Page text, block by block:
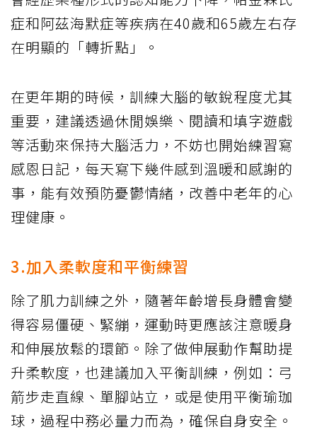
症和阿茲海默症等疾病在40歲和65歲左右存
在明顯的「轉折點」。
在更年期的時候，訓練大腦的敏銳程度尤其
重要，建議透過休閒娛樂、閱讀和填字遊戲
等活動來保持大腦活力，不妨也開始練習寫
感恩日記，每天寫下幾件感到溫暖和感謝的
事，能有效預防憂鬱情緒，改善中老年的心
理健康。
3.加入柔軟度和平衡練習
除了肌力訓練之外，隨著年齡增長身體會變
得容易僵硬、緊繃，運動時更應該注意暖身
和伸展放鬆的環節。除了做伸展動作幫助提
升柔軟度，也建議加入平衡訓練，例如：弓
箭步走直線、單腳站立，或是使用平衡瑜珈
球，過程中務必量力而為，確保自身安全。